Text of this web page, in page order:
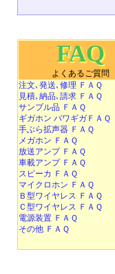
FAQ
よくあるご質問
注文､発送､修理 ＦＡＱ
見積､納品､請求 ＦＡＱ
サンプル品 ＦＡＱ
ギガホン パワギガＦＡＱ
手ぶら拡声器 ＦＡＱ
メガホン ＦＡＱ
放送アンプ ＦＡＱ
車載アンプ ＦＡＱ
スピーカ ＦＡＱ
マイクロホン ＦＡＱ
Ｂ型ワイヤレス ＦＡＱ
Ｃ型ワイヤレス ＦＡＱ
電源装置 ＦＡＱ
その他 ＦＡＱ